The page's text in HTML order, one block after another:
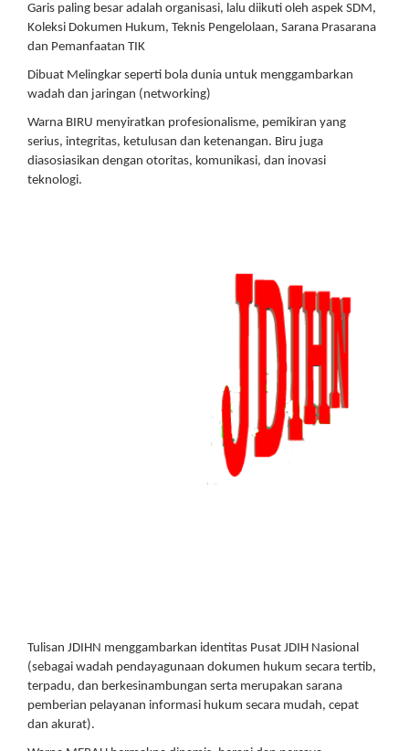
Garis paling besar adalah organisasi, lalu diikuti oleh aspek SDM,
Koleksi Dokumen Hukum, Teknis Pengelolaan, Sarana Prasarana
dan Pemanfaatan TIK
Dibuat Melingkar seperti bola dunia untuk menggambarkan
wadah dan jaringan (networking)
Warna BIRU menyiratkan profesionalisme, pemikiran yang
serius, integritas, ketulusan dan ketenangan. Biru juga
diasosiasikan dengan otoritas, komunikasi, dan inovasi
teknologi.
Tulisan JDIHN menggambarkan identitas Pusat JDIH Nasional
(sebagai wadah pendayagunaan dokumen hukum secara tertib,
terpadu, dan berkesinambungan serta merupakan sarana
pemberian pelayanan informasi hukum secara mudah, cepat
dan akurat).